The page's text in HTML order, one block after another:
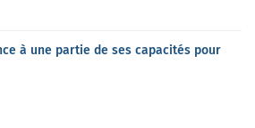
à une partie de ses capacités pour